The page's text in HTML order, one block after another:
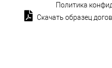
Политика
Скачать образец